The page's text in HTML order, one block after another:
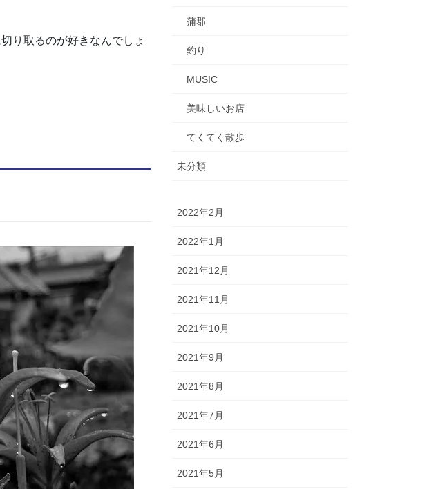
り取るのが好きなんでしょ
蒲郡
釣り
MUSIC
美味しいお店
てくてく散歩
未分類
2022年2月
2022年1月
2021年12月
2021年11月
2021年10月
2021年9月
2021年8月
2021年7月
2021年6月
2021年5月